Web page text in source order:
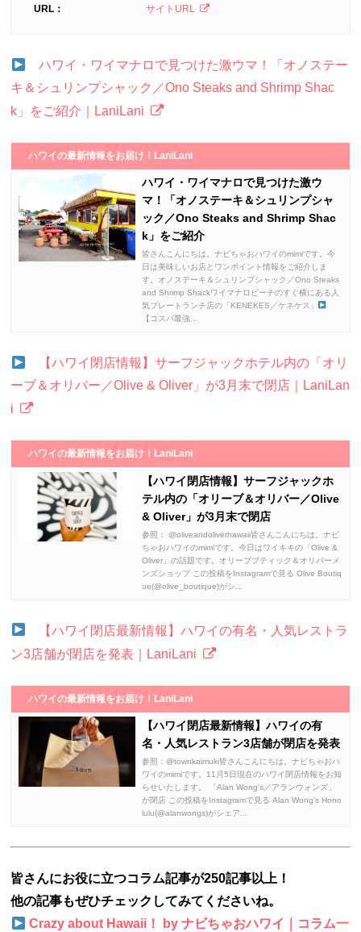
URL： サイトURL
ハワイ・ワイマナロで見つけた激ウマ！「オノステー
キ＆シュリンプシャック／Ono Steaks and Shrimp Shac
k」をご紹介｜LaniLani
ハワイの最新情報をお届け！LaniLani
ハワイ・ワイマナロで見つけた激ウ
マ！「オノステーキ＆シュリンプシャ
ック／Ono Steaks and Shrimp Shac
k」をご紹介
皆さんこんにちは。ナビちゃおハワイのmimiです。今
日は美味しいお店とワンポイント情報をご紹介しま
す。オノステーキ＆シュリンプシャック／Ono Steaks
and Shrimp Shackワイマナロビーチのすぐ横にある人
気プレートランチ店の「KENEKES／ケネケス」
【コスパ最強...
【ハワイ閉店情報】サーフジャックホテル内の「オリ
ーブ＆オリバー／Olive & Oliver」が3月末で閉店｜LaniLan
i
ハワイの最新情報をお届け！LaniLani
【ハワイ閉店情報】サーフジャックホ
テル内の「オリーブ＆オリバー／Olive
& Oliver」が3月末で閉店
参照： @oliveandoliverhawaii皆さんこんにちは。ナビ
ちゃおハワイのmimiです。今日はワイキキの「Olive &
Oliver」の話題です。オリーブブティック＆オリバーメ
ンズショップ この投稿をInstagramで見る Olive Boutiq
ue(@olive_boutique)がシ...
【ハワイ閉店最新情報】ハワイの有名・人気レストラ
ン3店舗が閉店を発表｜LaniLani
ハワイの最新情報をお届け！LaniLani
【ハワイ閉店最新情報】ハワイの有
名・人気レストラン3店舗が閉店を発表
参照：@townkaimuki皆さんこんにちは。ナビちゃおハ
ワイのmimiです。11月5日現在のハワイ閉店情報をお知
らせいたします。 「Alan Wong's／アランウォンズ」
が閉店 この投稿をInstagramで見る Alan Wong's Hono
lulu(@alanwongs)がシェア...
皆さんにお役に立つコラム記事が250記事以上！
他の記事もぜひチェックしてみてくださいね。
Crazy about Hawaii！ by ナビちゃおハワイ｜コラム一